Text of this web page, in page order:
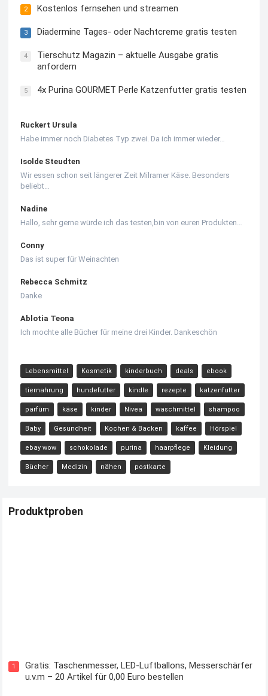
2 Kostenlos fernsehen und streamen
3 Diadermine Tages- oder Nachtcreme gratis testen
4
Tierschutz Magazin – aktuelle Ausgabe gratis
anfordern
5 4x Purina GOURMET Perle Katzenfutter gratis testen
Ruckert Ursula
Habe immer noch Diabetes Typ zwei. Da ich immer wieder…
Isolde Steudten
Wir essen schon seit längerer Zeit Milramer Käse. Besonders
beliebt…
Nadine
Hallo, sehr gerne würde ich das testen,bin von euren Produkten…
Conny
Das ist super für Weinachten
Rebecca Schmitz
Danke
Ablotia Teona
Ich mochte alle Bücher für meine drei Kinder. Dankeschön
Lebensmittel Kosmetik kinderbuch deals ebook
tiernahrung hundefutter kindle rezepte katzenfutter
parfüm käse kinder Nivea waschmittel shampoo
Baby Gesundheit Kochen & Backen kaffee Hörspiel
ebay wow schokolade purina haarpflege Kleidung
Bücher Medizin nähen postkarte
Produktproben
1
Gratis: Taschenmesser, LED-Luftballons, Messerschärfer
u.v.m – 20 Artikel für 0,00 Euro bestellen